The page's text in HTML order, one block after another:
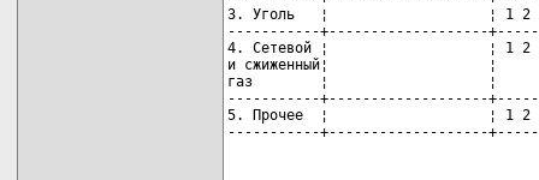
3. Уголь   ¦                   ¦ 1
-----------+-------------------
4. Сетевой ¦                   ¦ 1
и сжиженный¦                   ¦
газ        ¦                   ¦
-----------+-------------------
5. Прочее  ¦                   ¦ 1
-----------+-------------------